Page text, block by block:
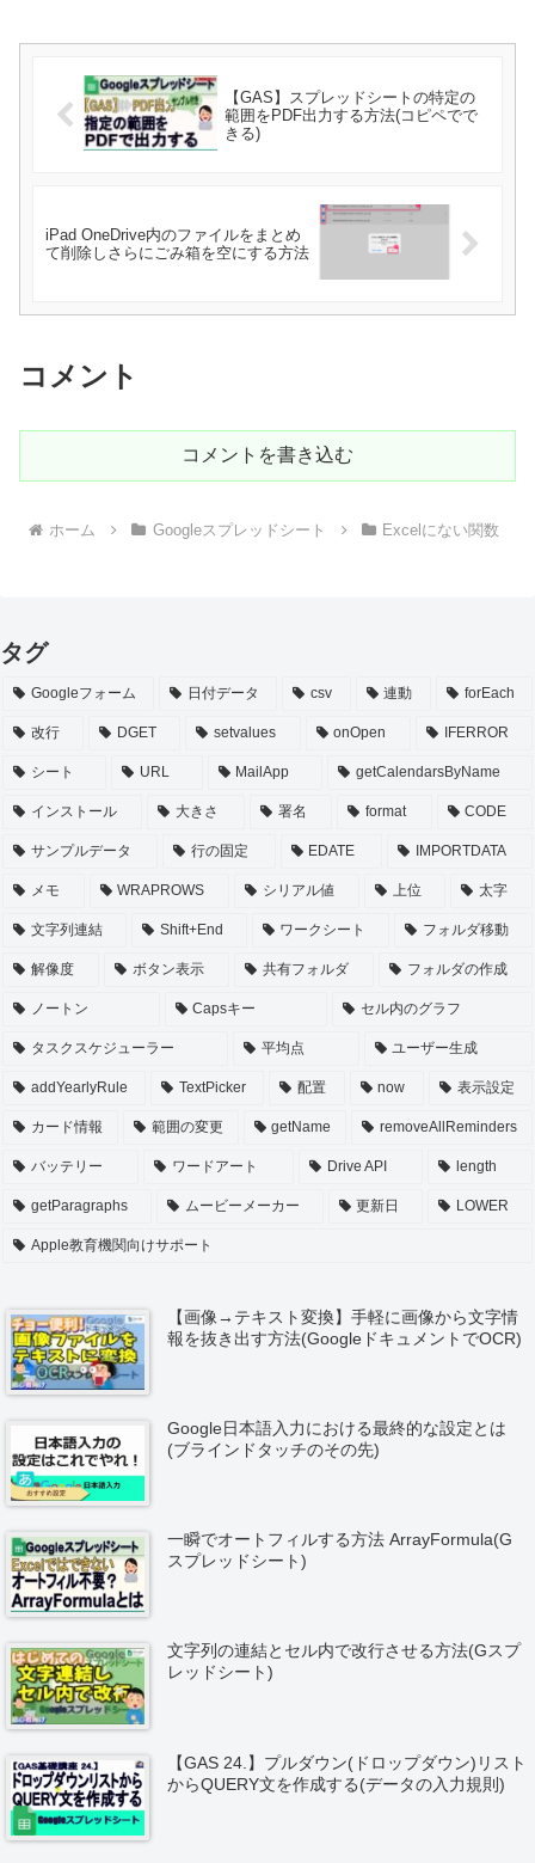
【GAS】スプレッドシートの特定の
範囲をPDF出力する方法(コピペでで
きる)
iPad OneDrive内のファイルをまとめ
て削除しさらにごみ箱を空にする方法
コメント
コメントを書き込む
ホーム Googleスプレッドシート Excelにない関数
タグ
Googleフォーム 日付データ csv 連動 forEach
改行 DGET setvalues onOpen IFERROR
シート URL MailApp getCalendarsByName
インストール 大きさ 署名 format CODE
サンプルデータ 行の固定 EDATE IMPORTDATA
メモ WRAPROWS シリアル値 上位 太字
文字列連結 Shift+End ワークシート フォルダ移動
解像度 ボタン表示 共有フォルダ フォルダの作成
ノートン Capsキー セル内のグラフ
タスクスケジューラー 平均点 ユーザー生成
addYearlyRule TextPicker 配置 now 表示設定
カード情報 範囲の変更 getName removeAllReminders
バッテリー ワードアート Drive API length
getParagraphs ムービーメーカー 更新日 LOWER
Apple教育機関向けサポート
【画像→テキスト変換】手軽に画像から文字情
報を抜き出す方法(GoogleドキュメントでOCR)
Google日本語入力における最終的な設定とは
(ブラインドタッチのその先)
一瞬でオートフィルする方法 ArrayFormula(G
スプレッドシート)
文字列の連結とセル内で改行させる方法(Gスプ
レッドシート)
【GAS 24.】プルダウン(ドロップダウン)リスト
からQUERY文を作成する(データの入力規則)